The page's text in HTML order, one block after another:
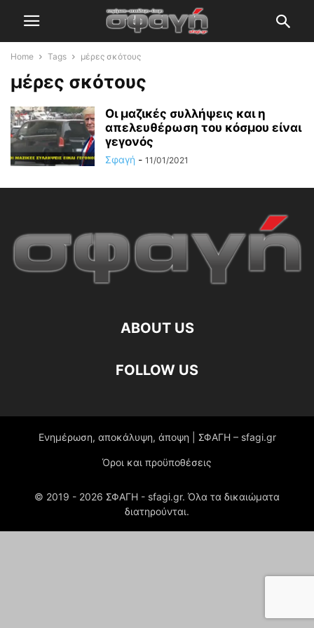
Home Tags μέρες σκότους
μέρες σκότους
Οι μαζικές συλλήψεις και η
απελευθέρωση του κόσμου είναι
γεγονός
Σφαγή - 11/01/2021
ABOUT US
FOLLOW US
Ενημέρωση, αποκάλυψη, άποψη | ΣΦΑΓΗ – sfagi.gr
Όροι και προϋποθέσεις
© 2019 - 2026 ΣΦΑΓΗ - sfagi.gr. Όλα τα δικαιώματα
διατηρούνται.